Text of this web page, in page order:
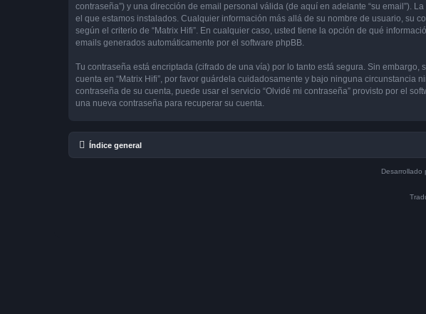
contraseña”) y una dirección de email personal válida (de aquí en adelante “su email”).
el que estamos instalados. Cualquier información más allá de su nombre de usuario, su
según el criterio de “Matrix Hifi”. En cualquier caso, usted tiene la opción de qué
emails generados automáticamente por el software phpBB.
Tu contraseña está encriptada (cifrado de una vía) por lo tanto está segura. Sin
cuenta en “Matrix Hifi”, por favor guárdela cuidadosamente y bajo ninguna circunstancia
contraseña de su cuenta, puede usar el servicio “Olvidé mi contraseña” provisto por el
una nueva contraseña para recuperar su cuenta.
Índice general
Desarrollado